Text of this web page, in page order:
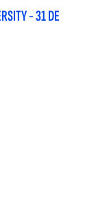
- 31 DE